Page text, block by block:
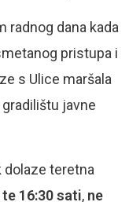
radnog dana kada
pristupa i
s Ulice maršala
javne
teretna
16:30 sati, ne